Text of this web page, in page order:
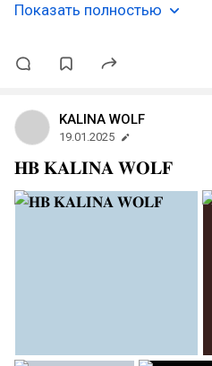
Показать полностью
KALINA WOLF
19.01.2025
𝐇𝐁 𝐊𝐀𝐋𝐈𝐍𝐀 𝐖𝐎𝐋𝐅